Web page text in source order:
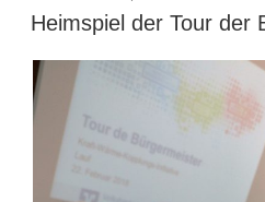
AM
Heimspiel der Tour der